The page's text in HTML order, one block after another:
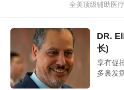
全美顶级辅助医
DR.
长)
享有促
多囊发